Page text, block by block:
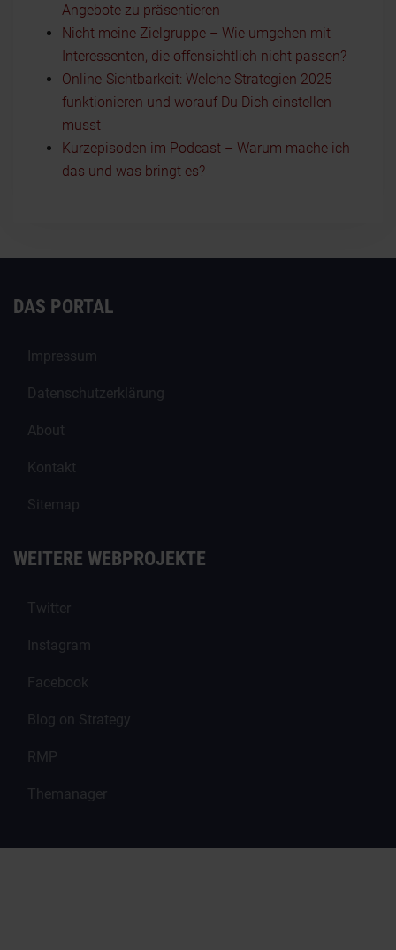
Angebote zu präsentieren
Nicht meine Zielgruppe – Wie umgehen mit
Interessenten, die offensichtlich nicht passen?
Online-Sichtbarkeit: Welche Strategien 2025
funktionieren und worauf Du Dich einstellen
musst
Kurzepisoden im Podcast – Warum mache ich
das und was bringt es?
DAS PORTAL
Impressum
Datenschutzerklärung
About
Kontakt
Sitemap
WEITERE WEBPROJEKTE
Twitter
Instagram
Facebook
Blog on Strategy
RMP
Themanager